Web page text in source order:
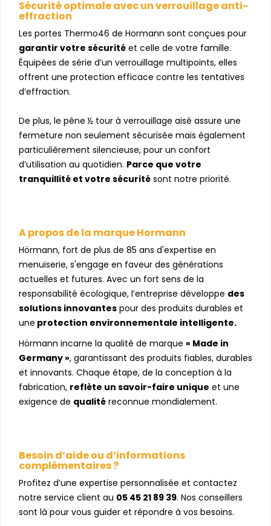
Sécurité optimale avec un verrouillage anti-
effraction
Les portes Thermo46 de Hormann sont conçues pour
garantir votre sécurité et celle de votre famille.
Équipées de série d’un verrouillage multipoints, elles
offrent une protection efficace contre les tentatives
d’effraction.
De plus, le pêne ½ tour à verrouillage aisé assure une
fermeture non seulement sécurisée mais également
particulièrement silencieuse, pour un confort
d’utilisation au quotidien. Parce que votre
tranquillité et votre sécurité sont notre priorité.
A propos de la marque Hormann
Hörmann, fort de plus de 85 ans d'expertise en
menuiserie, s'engage en faveur des générations
actuelles et futures. Avec un fort sens de la
responsabilité écologique, l’entreprise développe des
solutions innovantes pour des produits durables et
une protection environnementale intelligente.
Hörmann incarne la qualité de marque « Made in
Germany », garantissant des produits fiables, durables
et innovants. Chaque étape, de la conception à la
fabrication, reflète un savoir-faire unique et une
exigence de qualité reconnue mondialement.
Besoin d’aide ou d’informations
complémentaires ?
Profitez d’une expertise personnalisée et contactez
notre service client au 05 45 21 89 39. Nos conseillers
sont là pour vous guider et répondre à vos besoins.